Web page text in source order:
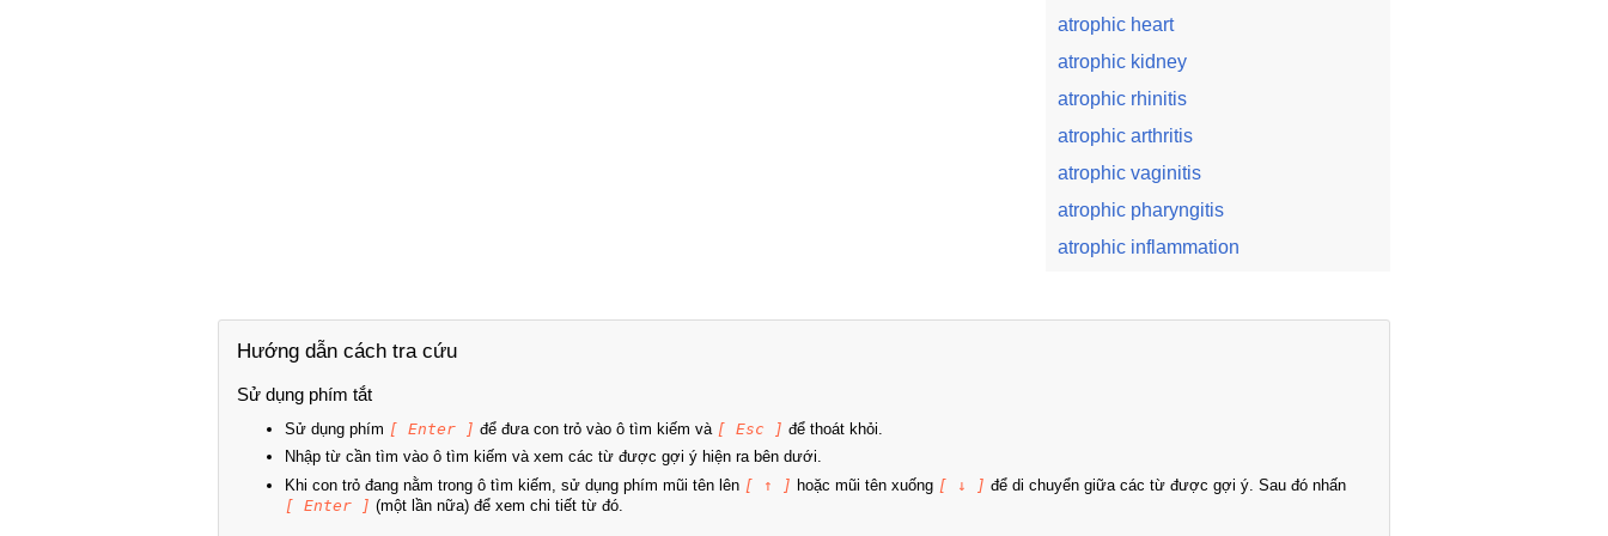
atrophic heart
atrophic kidney
atrophic rhinitis
atrophic arthritis
atrophic vaginitis
atrophic pharyngitis
atrophic inflammation
Hướng dẫn cách tra cứu
Sử dụng phím tắt
Sử dụng phím [ Enter ] để đưa con trỏ vào ô tìm kiếm và [ Esc ] để thoát khỏi.
Nhập từ cần tìm vào ô tìm kiếm và xem các từ được gợi ý hiện ra bên dưới.
Khi con trỏ đang nằm trong ô tìm kiếm, sử dụng phím mũi tên lên [ ↑ ] hoặc mũi tên xuống [ ↓ ] để di chuyển giữa các từ được gợi ý. Sau đó nhấn
[ Enter ] (một lần nữa) để xem chi tiết từ đó.